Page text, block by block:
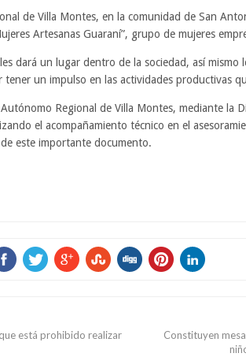
de Villa Montes, en la comunidad de San
Artesanas Guaraní”, grupo de mujeres
dará un lugar dentro de la sociedad, así mismo
tener un impulso en las actividades productivas
Regional de Villa Montes, mediante la
el acompañamiento técnico en el
este importante documento.
está prohibido realizar
Constituyen